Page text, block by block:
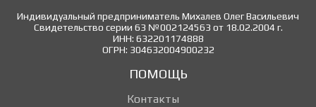
Индивидуальный предприниматель Михалев Олег Васильевич
Свидетельство серии 63 №002124563 от 18.02.2004 г.
ИНН: 632201174888
ОГРН: 304632004900232
ПОМОЩЬ
Контакты